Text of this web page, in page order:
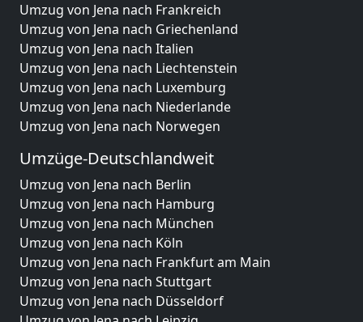
Umzug von Jena nach Frankreich
Umzug von Jena nach Griechenland
Umzug von Jena nach Italien
Umzug von Jena nach Liechtenstein
Umzug von Jena nach Luxemburg
Umzug von Jena nach Niederlande
Umzug von Jena nach Norwegen
Umzüge-Deutschlandweit
Umzug von Jena nach Berlin
Umzug von Jena nach Hamburg
Umzug von Jena nach München
Umzug von Jena nach Köln
Umzug von Jena nach Frankfurt am Main
Umzug von Jena nach Stuttgart
Umzug von Jena nach Düsseldorf